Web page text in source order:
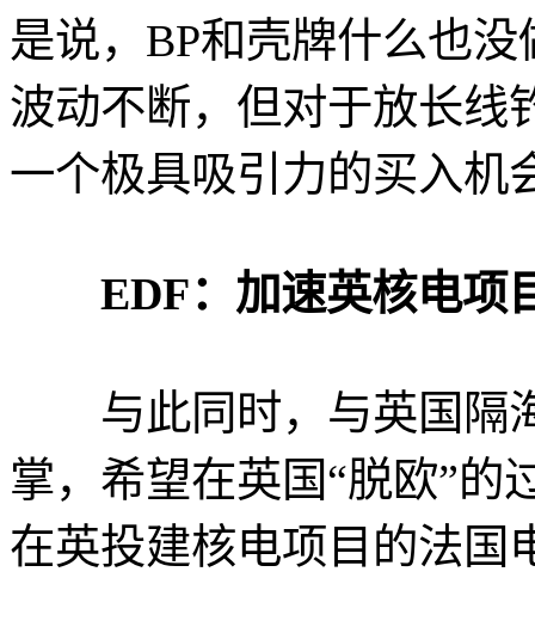
是说，BP和壳牌什么也
波动不断，但对于放长线
一个极具吸引力的买入机
EDF：加速英核电项
与此同时，与英国隔
掌，希望在英国“脱欧”的
在英投建核电项目的法国